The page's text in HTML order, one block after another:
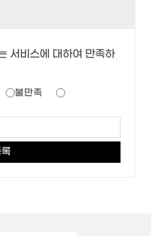
서비스에 대하여 만족하
불만족